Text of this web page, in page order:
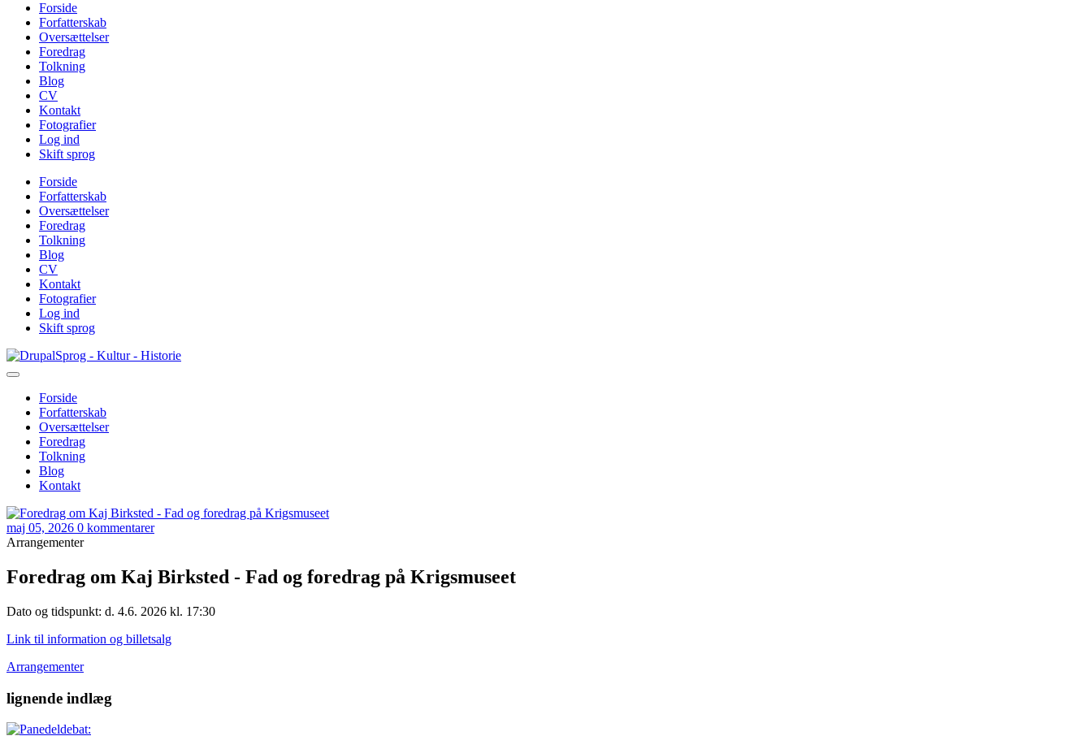
Forside
Forfatterskab
Oversættelser
Foredrag
Tolkning
Blog
CV
Kontakt
Fotografier
Log ind
Skift sprog
Forside
Forfatterskab
Oversættelser
Foredrag
Tolkning
Blog
CV
Kontakt
Fotografier
Log ind
Skift sprog
Gå
til
Sprog - Kultur - Historie
Primær
navigation
Forside
Forfatterskab
Oversættelser
Foredrag
Tolkning
Blog
Kontakt
maj 05, 2026 0 kommentarer
Arrangementer
Foredrag om Kaj Birksted - Fad og foredrag på Krigsmuseet
Dato og tidspunkt: d. 4.6. 2026 kl. 17:30
Link til information og billetsalg
Arrangementer
lignende indlæg